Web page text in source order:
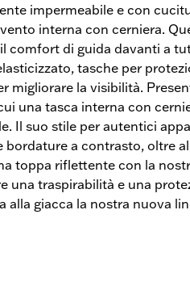
impermeabile e con
interna con cerniera.
comfort di guida davanti a
tasche per
migliorare la visibilità.
una tasca interna con
Il suo stile per autentici
bordature a contrasto, oltre
toppa riflettente con la
una traspirabilità e una
alla giacca la nostra nuova